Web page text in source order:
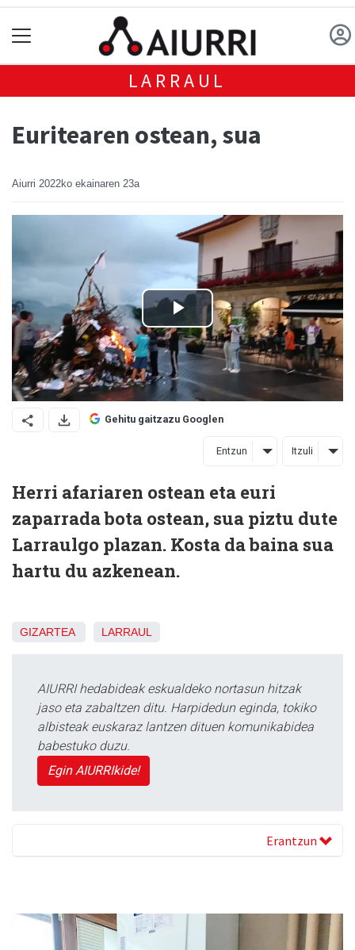
LARRAUL
Euritearen ostean, sua
Aiurri 2022ko ekainaren 23a
Gehitu gaitzazu Googlen
Entzun Itzuli
Herri afariaren ostean eta euri
zaparrada bota ostean, sua piztu dute
Larraulgo plazan. Kosta da baina sua
hartu du azkenean.
GIZARTEA LARRAUL
AIURRI hedabideak eskualdeko nortasun hitzak
jaso eta zabaltzen ditu. Harpidedun eginda, tokiko
albisteak euskaraz lantzen dituen komunikabidea
babestuko duzu.
Egin AIURRIkide!
Erantzun